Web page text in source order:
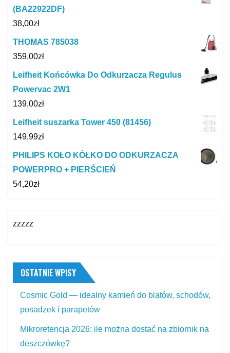
(BA22922DF)
38,00zł
THOMAS 785038
359,00zł
Leifheit Końcówka Do Odkurzacza Regulus
Powervac 2W1
139,00zł
Leifheit suszarka Tower 450 (81456)
149,99zł
PHILIPS KOŁO KÓŁKO DO ODKURZACZA
POWERPRO + PIERŚCIEŃ
54,20zł
zzzzz
OSTATNIE WPISY
Cosmic Gold — idealny kamień do blatów, schodów,
posadzek i parapetów
Mikroretencja 2026: ile można dostać na zbiornik na
deszczówkę?